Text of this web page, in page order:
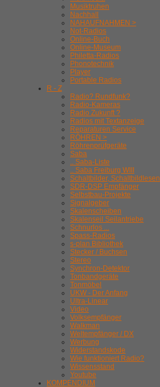
Musiktruhen
Nachhall
NAHAUFNAHMEN >
Not-Radios
Online-Buch
Online-Museum
Philetta-Radios
Phonotechnik
Player
Portable Radios
R - Z
Radio? Rundfunk?
Radio-Kameras
Radio Zukunft ?
Radios mit Textanzeige
Reparaturen Service
RÖHREN >
Röhrenprüfgeräte
Saba
.. Saba-Liste
.. Saba Freiburg WIII
Schaltbilder, Schaltbildlesen
SDR-DSP Empfänger
Selbstbau-Projekte
Signalgeber
Skalenscheiben
Skalenseil Seilantriebe
Schnurlos ...
Spass-Radios
s-plan Bibliothek
Stecker / Buchsen
Stereo
Synchron-Detektor
Tonbandgeräte
Tonmöbel
UKW - Der Anfang
Ultra-Linear
Video
Volksempfänger
Walkman
Weltempfänger / DX
Werbung
Widerstandskode
Wie funktioniert Radio?
Wissensstand
Youtube
KOMPENDIUM